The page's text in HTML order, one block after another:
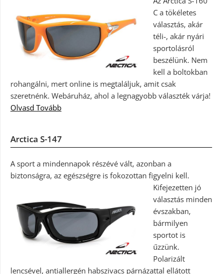
C a tökéletes
választás, akár
téli-, akár nyári
sportolásról
beszélünk. Nem
kell a boltokban
rohangálni, mert online is megtaláljuk, amit csak
szeretnénk. Webáruház, ahol a legnagyobb választék várja!
Olvasd Tovább
Arctica S-147
A sport a mindennapok részévé vált, azonban a
biztonságra, az egészségre is fokozottan figyelni kell.
Kifejezetten jó
választás minden
évszakban,
bármilyen
sportot is
űzzünk.
Polarizált
lencsével, antiallergén habszivacs párnázattal ellátott